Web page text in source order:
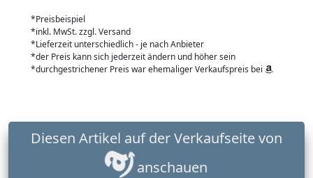
*Preisbeispiel
*inkl. MwSt. zzgl. Versand
*Lieferzeit unterschiedlich - je nach Anbieter
*der Preis kann sich jederzeit ändern und höher sein
*durchgestrichener Preis war ehemaliger Verkaufspreis bei
anschauen